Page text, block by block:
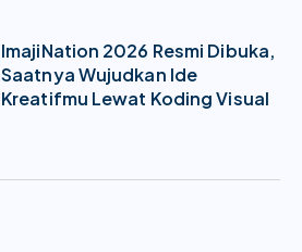
ImajiNation 2026 Resmi Dibuka,
Saatnya Wujudkan Ide
Kreatifmu Lewat Koding Visual